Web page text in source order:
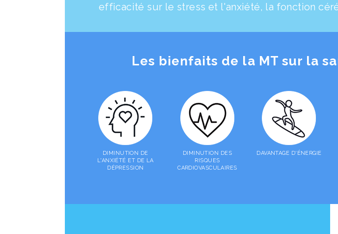
efficacité sur le stress et l'anxiété, la fonction
Les bienfaits de la MT sur la
DIMINUTION DE
L'ANXIÉTÉ ET DE LA
DÉPRESSION
DIMINUTION DES
RISQUES
CARDIOVASCULAIRES
DAVANTAGE D'ÉNERGIE